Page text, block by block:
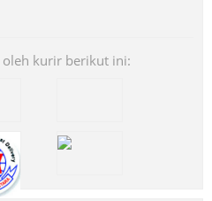
oleh kurir berikut ini: